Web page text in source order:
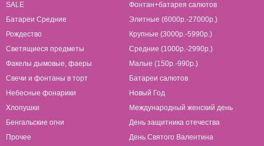
SALE
Батареи Средние
Рождество
Светящиеся предметы
Факелы дымовые, фаеры
Свечи и фонтаны в торт
Небесные фонарики
Хлопушки
Бенгальские огни
Прочее
Фонтан+батарея салютов
Элитные (6000р.-27000р.)
Крупные (3000р.-5990р.)
Cредние (1000р.-2990р.)
Малые (150р.-990р.)
Батареи салютов
Новый Год
Международный женский день
День защитника отечества
День Святого Валентина